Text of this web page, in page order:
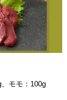
モモ：100g